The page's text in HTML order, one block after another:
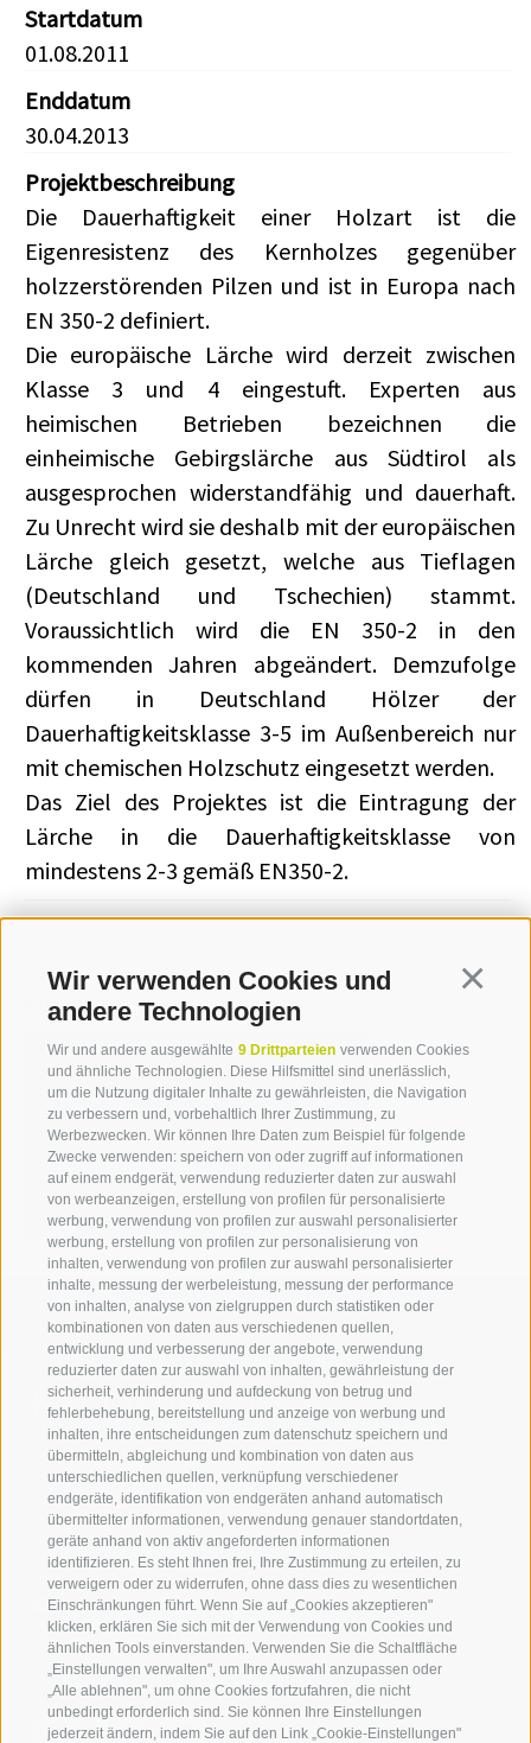
Wir verwenden Cookies und
andere Technologien
Wir und andere ausgewählte 9 Drittparteien verwenden Cookies
und ähnliche Technologien. Diese Hilfsmittel sind unerlässlich,
um die Nutzung digitaler Inhalte zu gewährleisten, die Navigation
zu verbessern und, vorbehaltlich Ihrer Zustimmung, zu
Werbezwecken. Wir können Ihre Daten zum Beispiel für folgende
Zwecke verwenden: speichern von oder zugriff auf informationen
auf einem endgerät, verwendung reduzierter daten zur auswahl
von werbeanzeigen, erstellung von profilen für personalisierte
werbung, verwendung von profilen zur auswahl personalisierter
werbung, erstellung von profilen zur personalisierung von
inhalten, verwendung von profilen zur auswahl personalisierter
inhalte, messung der werbeleistung, messung der performance
von inhalten, analyse von zielgruppen durch statistiken oder
kombinationen von daten aus verschiedenen quellen,
entwicklung und verbesserung der angebote, verwendung
reduzierter daten zur auswahl von inhalten, gewährleistung der
sicherheit, verhinderung und aufdeckung von betrug und
fehlerbehebung, bereitstellung und anzeige von werbung und
inhalten, ihre entscheidungen zum datenschutz speichern und
übermitteln, abgleichung und kombination von daten aus
unterschiedlichen quellen, verknüpfung verschiedener
endgeräte, identifikation von endgeräten anhand automatisch
übermittelter informationen, verwendung genauer standortdaten,
geräte anhand von aktiv angeforderten informationen
identifizieren. Es steht Ihnen frei, Ihre Zustimmung zu erteilen, zu
verweigern oder zu widerrufen, ohne dass dies zu wesentlichen
Einschränkungen führt. Wenn Sie auf „Cookies akzeptieren"
klicken, erklären Sie sich mit der Verwendung von Cookies und
ähnlichen Tools einverstanden. Verwenden Sie die Schaltfläche
„Einstellungen verwalten", um Ihre Auswahl anzupassen oder
„Alle ablehnen", um ohne Cookies fortzufahren, die nicht
unbedingt erforderlich sind. Sie können Ihre Einstellungen
jederzeit ändern, indem Sie auf den Link „Cookie-Einstellungen"
Startdatum
01.08.2011
Enddatum
30.04.2013
Projektbeschreibung
Die Dauerhaftigkeit einer Holzart ist die
Eigenresistenz des Kernholzes gegenüber
holzzerstörenden Pilzen und ist in Europa nach
EN 350-2 definiert.
Die europäische Lärche wird derzeit zwischen
Klasse 3 und 4 eingestuft. Experten aus
heimischen Betrieben bezeichnen die
einheimische Gebirgslärche aus Südtirol als
ausgesprochen widerstandfähig und dauerhaft.
Zu Unrecht wird sie deshalb mit der europäischen
Lärche gleich gesetzt, welche aus Tieflagen
(Deutschland und Tschechien) stammt.
Voraussichtlich wird die EN 350-2 in den
kommenden Jahren abgeändert. Demzufolge
dürfen in Deutschland Hölzer der
Dauerhaftigkeitsklasse 3-5 im Außenbereich nur
mit chemischen Holzschutz eingesetzt werden.
Das Ziel des Projektes ist die Eintragung der
Lärche in die Dauerhaftigkeitsklasse von
mindestens 2-3 gemäß EN350-2.
Kontakt
Michael Stauder
T +39 0471 094 241
michael.stauder[at]idm-
suedtirol.com
Kontaktieren Sie uns
IDM Südtirol - Alto Adige
+39 0471 094 000
info[at]idm-suedtirol.com
idm[at]pec.idm-suedtirol.com
SCHREIBEN SIE UNS!
HIER FINDEN SIE UNS